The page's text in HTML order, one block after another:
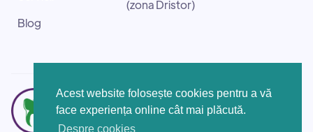
Acest website folosește cookies pentru a vă
face experiența online cât mai plăcută.
Despre cookies
Blog
(zona Dristor)